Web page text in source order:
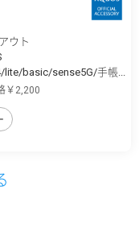
ウト
lite/basic/sense5G/手帳...
￥2,200